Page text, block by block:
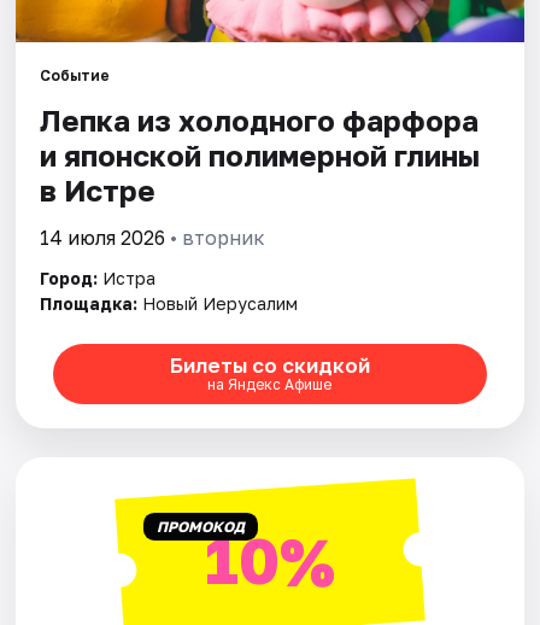
Площадки
Рейтинги
Событие
Лепка из холодного фарфора
и японской полимерной глины
в Истре
14 июля 2026 • вторник
Город: Истра
Площадка: Новый Иерусалим
Билеты со скидкой
на Яндекс Афише
ПРОМОКОД10%